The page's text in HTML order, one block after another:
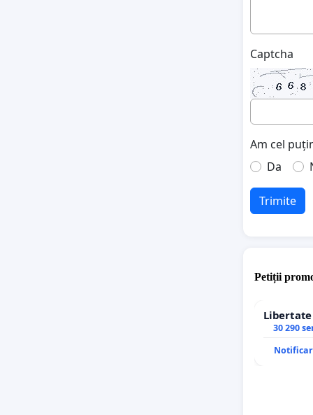
Captcha
Am cel
Da
Trimite
Petiții
Libertate
30 290